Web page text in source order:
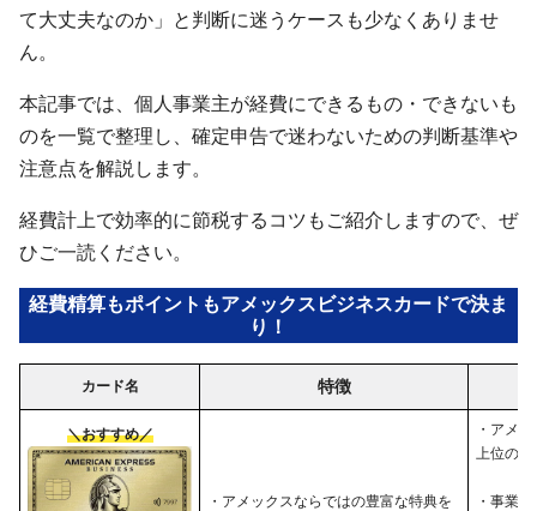
て大丈夫なのか」と判断に迷うケースも少なくありませ
ん。
本記事では、個人事業主が経費にできるもの・できないも
のを一覧で整理し、確定申告で迷わないための判断基準や
注意点を解説します。
経費計上で効率的に節税するコツもご紹介しますので、ぜ
ひご一読ください。
経費精算もポイントもアメックスビジネスカードで決ま
り！
カード名 特徴
＼おすすめ／
・アメックスならではの豊富な特典を
・アメ
上位の
・事業